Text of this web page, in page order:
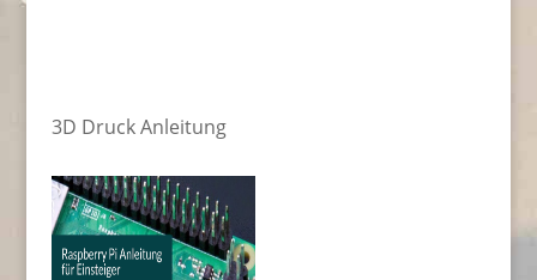
3D Druck Anleitung